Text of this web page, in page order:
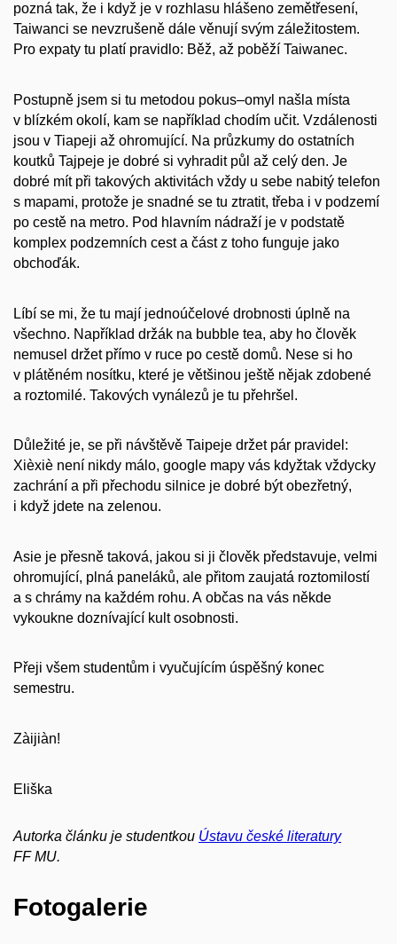
pozná tak, že i když je v rozhlasu hlášeno zemětřesení,
Taiwanci se nevzrušeně dále věnují svým záležitostem.
Pro expaty tu platí pravidlo: Běž, až poběží Taiwanec.
Postupně jsem si tu metodou pokus–omyl našla místa
v blízkém okolí, kam se například chodím učit. Vzdálenosti
jsou v Tiapeji až ohromující. Na průzkumy do ostatních
koutků Tajpeje je dobré si vyhradit půl až celý den. Je
dobré mít při takových aktivitách vždy u sebe nabitý telefon
s mapami, protože je snadné se tu ztratit, třeba i v podzemí
po cestě na metro. Pod hlavním nádraží je v podstatě
komplex podzemních cest a část z toho funguje jako
obchoďák.
Líbí se mi, že tu mají jednoúčelové drobnosti úplně na
všechno. Například držák na bubble tea, aby ho člověk
nemusel držet přímo v ruce po cestě domů. Nese si ho
v plátěném nosítku, které je většinou ještě nějak zdobené
a roztomilé. Takových vynálezů je tu přehršel.
Důležité je, se při návštěvě Taipeje držet pár pravidel:
Xièxiè není nikdy málo, google mapy vás kdyžtak vždycky
zachrání a při přechodu silnice je dobré být obezřetný,
i když jdete na zelenou.
Asie je přesně taková, jakou si ji člověk představuje, velmi
ohromující, plná paneláků, ale přitom zaujatá roztomilostí
a s chrámy na každém rohu. A občas na vás někde
vykoukne doznívající kult osobnosti.
Přeji všem studentům i vyučujícím úspěšný konec
semestru.
Zàijiàn!
Eliška
Autorka článku je studentkou Ústavu české literatury
FF MU.
Fotogalerie